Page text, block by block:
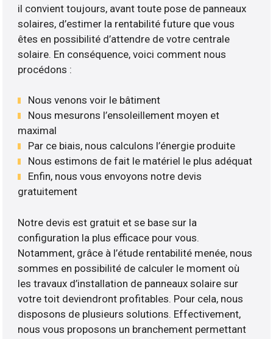
il convient toujours, avant toute pose de panneaux
solaires, d’estimer la rentabilité future que vous
êtes en possibilité d’attendre de votre centrale
solaire. En conséquence, voici comment nous
procédons :
Nous venons voir le bâtiment
Nous mesurons l’ensoleillement moyen et
maximal
Par ce biais, nous calculons l’énergie produite
Nous estimons de fait le matériel le plus adéquat
Enfin, nous vous envoyons notre devis
gratuitement
Notre devis est gratuit et se base sur la
configuration la plus efficace pour vous.
Notamment, grâce à l’étude rentabilité menée, nous
sommes en possibilité de calculer le moment où
les travaux d’installation de panneaux solaire sur
votre toit deviendront profitables. Pour cela, nous
disposons de plusieurs solutions. Effectivement,
nous vous proposons un branchement permettant